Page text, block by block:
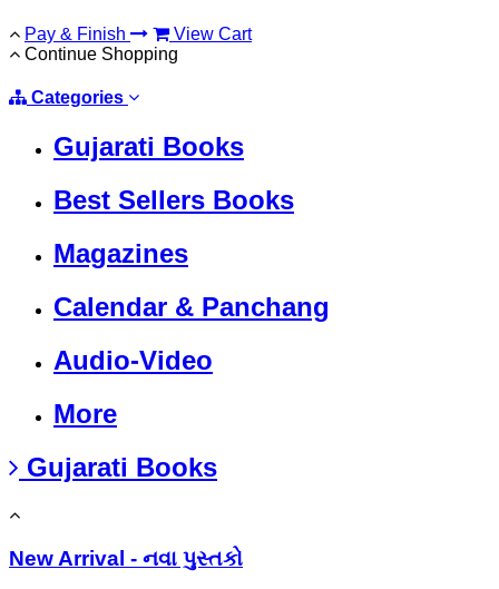
Pay & Finish
View Cart
Continue Shopping
Categories
Gujarati Books
Best Sellers Books
Magazines
Calendar & Panchang
Audio-Video
More
Gujarati Books
New Arrival - નવા પુસ્તકો